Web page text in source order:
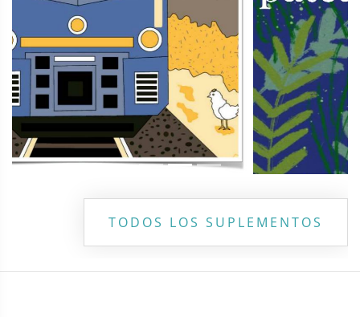
TODOS LOS SUPLEMENTOS